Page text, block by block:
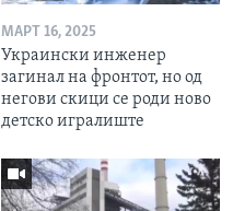
МАРТ 16, 2025
Украински инженер
загинал на фронтот, но од
негови скици се роди ново
детско игралиште